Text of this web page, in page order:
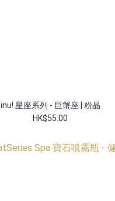
inu! 星座系列 - 巨蟹座 | 粉晶
HK$55.00